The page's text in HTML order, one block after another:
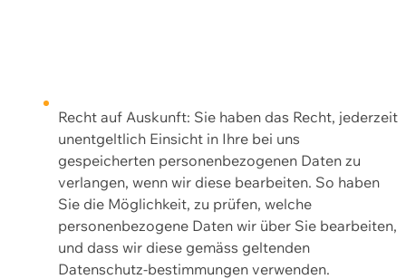
Recht auf Auskunft: Sie haben das Recht, jederzeit
unentgeltlich Einsicht in Ihre bei uns
gespeicherten personenbezogenen Daten zu
verlangen, wenn wir diese bearbeiten. So haben
Sie die Möglichkeit, zu prüfen, welche
personenbezogene Daten wir über Sie bearbeiten,
und dass wir diese gemäss geltenden
Datenschutz-bestimmungen verwenden.